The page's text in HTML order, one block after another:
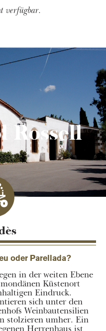
verfügbar.
Rossell
oder Parellada?
in der weiten Ebene
Küstenort
Eindruck.
sich unter den
Weinbautensilien
stolzieren umher. Ein
Herrenhaus ist